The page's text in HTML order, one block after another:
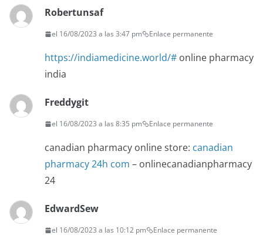
Robertunsaf
el 16/08/2023 a las 3:47 pm Enlace permanente
https://indiamedicine.world/# online pharmacy
india
Freddygit
el 16/08/2023 a las 8:35 pm Enlace permanente
canadian pharmacy online store: canadian
pharmacy 24h com – onlinecanadianpharmacy
24
EdwardSew
el 16/08/2023 a las 10:12 pm Enlace permanente